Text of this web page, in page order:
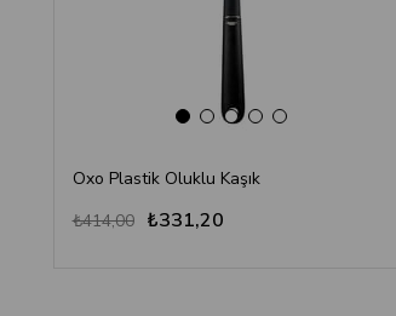
Oxo Plastik Oluklu Kaşık
₺331,20
₺414,00